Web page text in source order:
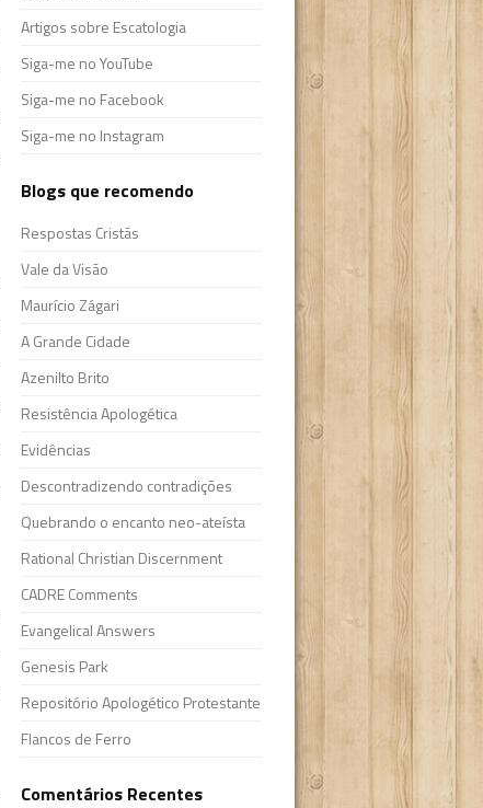
Artigos sobre Escatologia
Siga-me no YouTube
Siga-me no Facebook
Siga-me no Instagram
Blogs que recomendo
Respostas Cristãs
Vale da Visão
Maurício Zágari
A Grande Cidade
Azenilto Brito
Resistência Apologética
Evidências
Descontradizendo contradições
Quebrando o encanto neo-ateísta
Rational Christian Discernment
CADRE Comments
Evangelical Answers
Genesis Park
Repositório Apologético Protestante
Flancos de Ferro
Comentários Recentes